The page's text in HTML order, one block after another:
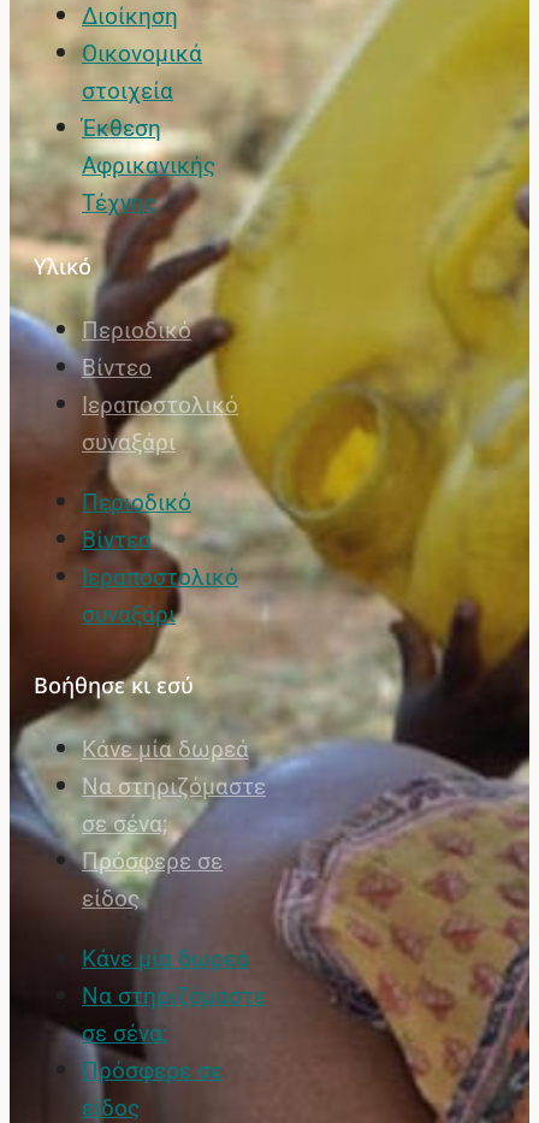
Διοίκηση
Οικονομικά
στοιχεία
Έκθεση
Αφρικανικής
Τέχνης
Υλικό
Περιοδικό
Βίντεο
Ιεραποστολικό
συναξάρι
Περιοδικό
Βίντεο
Ιεραποστολικό
συναξάρι
Βοήθησε κι εσύ
Κάνε μία δωρεά
Να στηριζόμαστε
σε σένα;
Πρόσφερε σε
είδος
Κάνε μία δωρεά
Να στηριζόμαστε
σε σένα;
Πρόσφερε σε
είδος